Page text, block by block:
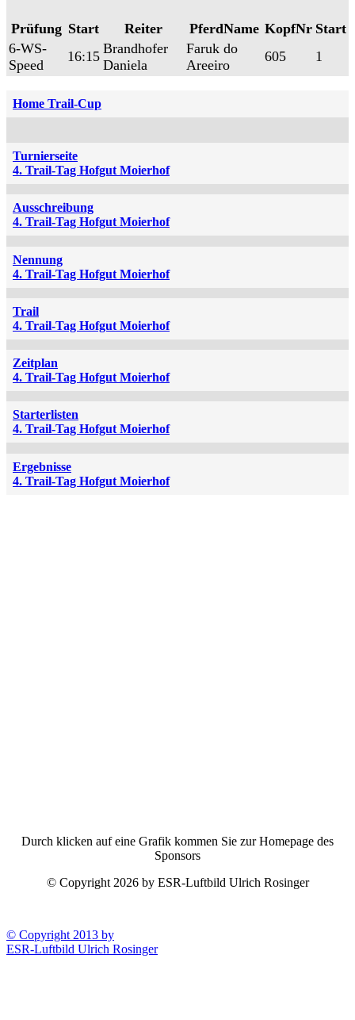
Prüfung Start Reiter PferdName KopfNr Start
6-WS-
Speed
16:15 Brandhofer
Daniela
Faruk do
Areeiro
605 1
Home Trail-Cup
Turnierseite
4. Trail-Tag Hofgut Moierhof
Ausschreibung
4. Trail-Tag Hofgut Moierhof
Nennung
4. Trail-Tag Hofgut Moierhof
Trail
4. Trail-Tag Hofgut Moierhof
Zeitplan
4. Trail-Tag Hofgut Moierhof
Starterlisten
4. Trail-Tag Hofgut Moierhof
Ergebnisse
4. Trail-Tag Hofgut Moierhof
Durch klicken auf eine Grafik kommen Sie zur Homepage des
Sponsors
© Copyright 2026 by ESR-Luftbild Ulrich Rosinger
© Copyright 2013 by
ESR-Luftbild Ulrich Rosinger